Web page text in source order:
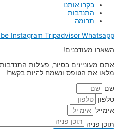
בקרו אותנו
התנדבות
תרומה
Instagram Tripadvisor Whatsapp
השארו מעודכנים!
אתם מעוניינים בסיור, פעילות
מלאו את הטופס ונשמח להיות בקשר!
שם
טלפון
אימייל
תוכן פניה